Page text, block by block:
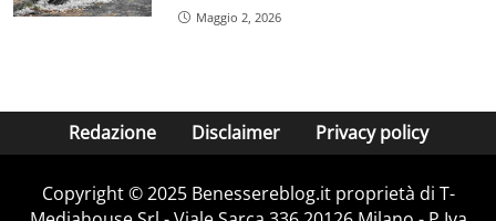
Maggio 2, 2026
Redazione Disclaimer Privacy policy
Copyright © 2025 Benessereblog.it proprietà di T-